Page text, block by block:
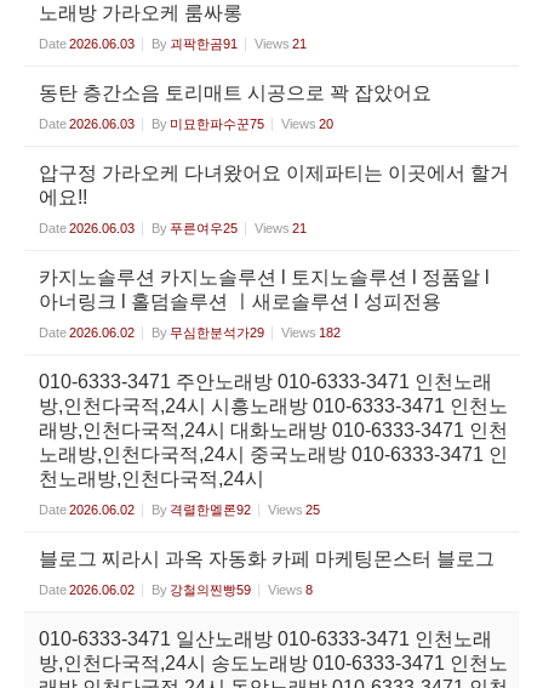
노래방 가라오케 룸싸롱
Date2026.06.03 By 괴팍한곰91 Views 21
동탄 층간소음 토리매트 시공으로 꽉 잡았어요
Date2026.06.03 By 미묘한파수꾼75 Views 20
압구정 가라오케 다녀왔어요 이제파티는 이곳에서 할거
에요!!
Date2026.06.03 By푸른여우25 Views 21
카지노솔루션 카지노솔루션 l 토지노솔루션 l 정품알 l
아너링크 l 홀덤솔루션 ㅣ새로솔루션 l 성피전용
Date2026.06.02 By무심한분석가29 Views 182
010-6333-3471 주안노래방 010-6333-3471 인천노래
방,인천다국적,24시 시흥노래방 010-6333-3471 인천노
래방,인천다국적,24시 대화노래방 010-6333-3471 인천
노래방,인천다국적,24시 중국노래방 010-6333-3471 인
천노래방,인천다국적,24시
Date2026.06.02 By 격렬한멜론92 Views 25
블로그 찌라시 과옥 자동화 카페 마케팅몬스터 블로그
Date2026.06.02 By 강철의찐빵59 Views 8
010-6333-3471 일산노래방 010-6333-3471 인천노래
방,인천다국적,24시 송도노래방 010-6333-3471 인천노